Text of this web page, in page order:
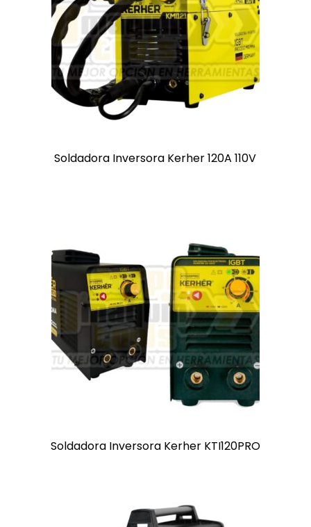
Soldadora Inversora Kerher 120A 110V
Soldadora Inversora Kerher KTI120PRO